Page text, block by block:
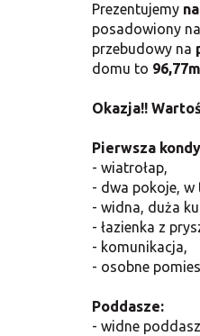
Prezentujemy
posadowiony
przebudowy na
domu to
Okazja!!
Pierwsza
- wiatrołap,
- dwa pokoje, w
- widna, duża
- łazienka z
- komunikacja,
- osobne
Poddasze:
- widne